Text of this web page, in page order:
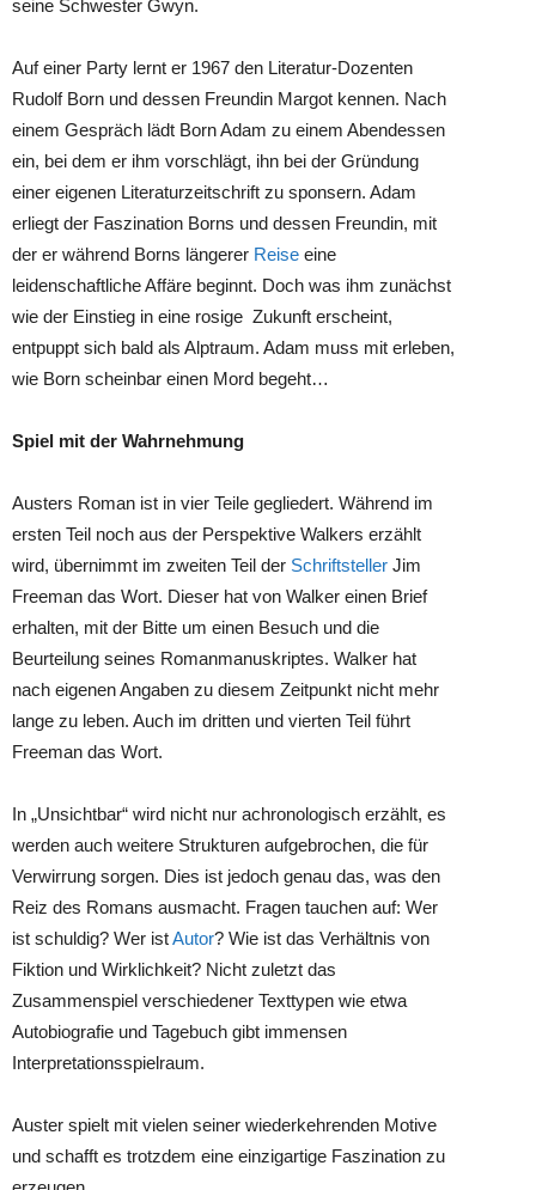
seine Schwester Gwyn.
Auf einer Party lernt er 1967 den Literatur-Dozenten
Rudolf Born und dessen Freundin Margot kennen. Nach
einem Gespräch lädt Born Adam zu einem Abendessen
ein, bei dem er ihm vorschlägt, ihn bei der Gründung
einer eigenen Literaturzeitschrift zu sponsern. Adam
erliegt der Faszination Borns und dessen Freundin, mit
der er während Borns längerer Reise eine
leidenschaftliche Affäre beginnt. Doch was ihm zunächst
wie der Einstieg in eine rosige Zukunft erscheint,
entpuppt sich bald als Alptraum. Adam muss mit erleben,
wie Born scheinbar einen Mord begeht…
Spiel mit der Wahrnehmung
Austers Roman ist in vier Teile gegliedert. Während im
ersten Teil noch aus der Perspektive Walkers erzählt
wird, übernimmt im zweiten Teil der Schriftsteller Jim
Freeman das Wort. Dieser hat von Walker einen Brief
erhalten, mit der Bitte um einen Besuch und die
Beurteilung seines Romanmanuskriptes. Walker hat
nach eigenen Angaben zu diesem Zeitpunkt nicht mehr
lange zu leben. Auch im dritten und vierten Teil führt
Freeman das Wort.
In „Unsichtbar“ wird nicht nur achronologisch erzählt, es
werden auch weitere Strukturen aufgebrochen, die für
Verwirrung sorgen. Dies ist jedoch genau das, was den
Reiz des Romans ausmacht. Fragen tauchen auf: Wer
ist schuldig? Wer istAutor? Wie ist das Verhältnis von
Fiktion und Wirklichkeit? Nicht zuletzt das
Zusammenspiel verschiedener Texttypen wie etwa
Autobiografie und Tagebuch gibt immensen
Interpretationsspielraum.
Auster spielt mit vielen seiner wiederkehrenden Motive
und schafft es trotzdem eine einzigartige Faszination zu